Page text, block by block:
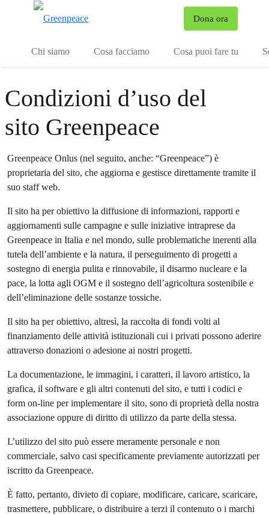
Dona ora
Chi siamo Cosa facciamo Cosa puoi fare tu
Condizioni d’uso del
sito Greenpeace
Greenpeace Onlus (nel seguito, anche: “Greenpeace”) è
proprietaria del sito, che aggiorna e gestisce direttamente tramite il
suo staff web.
Il sito ha per obiettivo la diffusione di informazioni, rapporti e
aggiornamenti sulle campagne e sulle iniziative intraprese da
Greenpeace in Italia e nel mondo, sulle problematiche inerenti alla
tutela dell’ambiente e la natura, il perseguimento di progetti a
sostegno di energia pulita e rinnovabile, il disarmo nucleare e la
pace, la lotta agli OGM e il sostegno dell’agricoltura sostenibile e
dell’eliminazione delle sostanze tossiche.
Il sito ha per obiettivo, altresì, la raccolta di fondi volti al
finanziamento delle attività istituzionali cui i privati possono aderire
attraverso donazioni o adesione ai nostri progetti.
La documentazione, le immagini, i caratteri, il lavoro artistico, la
grafica, il software e gli altri contenuti del sito, e tutti i codici e
form on-line per implementare il sito, sono di proprietà della nostra
associazione oppure di diritto di utilizzo da parte della stessa.
L’utilizzo del sito può essere meramente personale e non
commerciale, salvo casi specificamente previamente autorizzati per
iscritto da Greenpeace.
È fatto, pertanto, divieto di copiare, modificare, caricare, scaricare,
trasmettere, pubblicare, o distribuire a terzi il contenuto o i marchi